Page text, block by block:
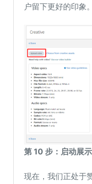
户留下更好的印象。
第 10 步：启动展
现在，我们正处于